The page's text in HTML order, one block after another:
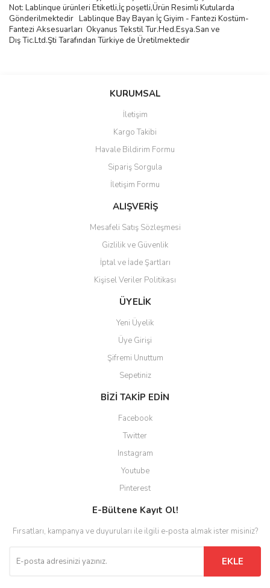
Not: Lablinque ürünleri Etiketli,İç poşetli,Ürün Resimli Kutularda
Gönderilmektedir Lablinque Bay Bayan İçGiyim - Fantezi Kostüm-
Fantezi Aksesuarları Okyanus Tekstil Tur.Hed.Esya.San ve
DışTic.Ltd.Şti Tarafından Türkiye de Üretilmektedir
Bu ürüne ilk yorumu siz yapın!
Ürün resmi kalitesiz, bozuk veya görüntülenemiyor.
Ürün açıklamasında eksik bilgiler bulunuyor.
Ürün bilgilerinde hatalar bulunuyor.
Ürün fiyatı diğer sitelerden daha pahalı.
Bu ürüne benzer farklı alternatifler olmalı.
Gönder
KURUMSAL
İletişim
Kargo Takibi
Havale Bildirim Formu
Sipariş Sorgula
İletişim Formu
ALIŞVERİŞ
Mesafeli Satış Sözleşmesi
Gizlilik ve Güvenlik
İptal ve İade Şartları
Kişisel Veriler Politikası
ÜYELİK
Yeni Üyelik
Üye Girişi
Şifremi Unuttum
Sepetiniz
BİZİ TAKİP EDİN
Facebook
Twitter
Instagram
Youtube
Pinterest
E-Bültene Kayıt Ol!
Fırsatları, kampanya ve duyuruları ile ilgili e-posta almak ister misiniz?
EKLE